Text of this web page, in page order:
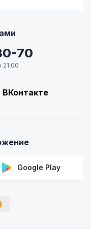
70
21:00
ВКонтакте
Google Play